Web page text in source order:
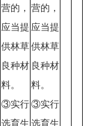
营的，
应当提
供林草
良种材
料。
③实行
选育生
营的，
应当提
供林草
良种材
料。
③实行
选育生